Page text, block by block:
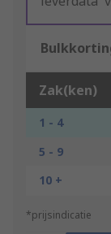
Zak(ken)
1 - 4
5 - 9
10 +
*prijsindicatie